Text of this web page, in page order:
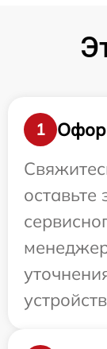
1
оставьте